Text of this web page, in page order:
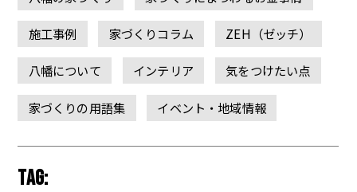
施工事例 家づくりコラム ZEH（ゼッチ）
八幡について インテリア 気をつけたい点
家づくりの用語集 イベント・地域情報
TAG: